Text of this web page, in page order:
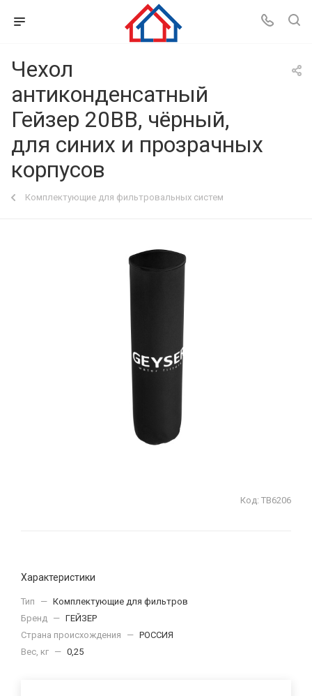
Чехол
антиконденсатный
Гейзер 20BB, чёрный,
для синих и прозрачных
корпусов
Комплектующие для фильтровальных систем
Код: ТВ6206
Характеристики
Тип — Комплектующие для фильтров
Бренд — ГЕЙЗЕР
Страна происхождения
— РОССИЯ
Вес, кг — 0,25